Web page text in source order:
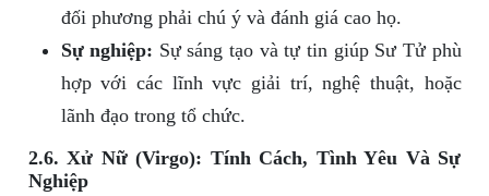
đối phương phải chú ý và đánh giá cao họ.
Sự nghiệp: Sự sáng tạo và tự tin giúp Sư Tử phù
hợp với các lĩnh vực giải trí, nghệ thuật, hoặc
lãnh đạo trong tổ chức.
2.6. Xử Nữ (Virgo): Tính Cách, Tình Yêu Và Sự
Nghiệp